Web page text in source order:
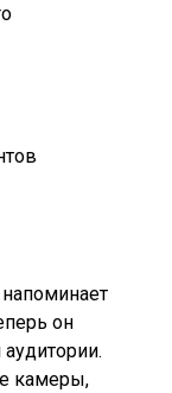
он
камеры,